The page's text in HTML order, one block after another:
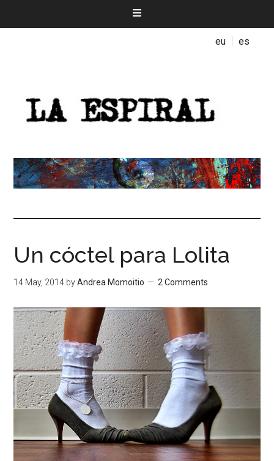
eu es
Un cóctel para Lolita
14 May, 2014 byAndrea Momoitio 2 Comments